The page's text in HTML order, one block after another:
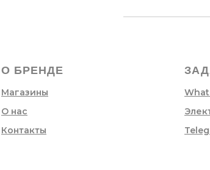
О БРЕНДЕ
Магазины
О нас
Контакты